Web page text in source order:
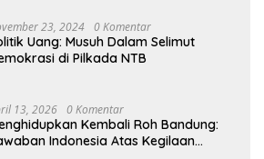
23, 2024 0 Komentar
Uang: Musuh Dalam Selimut
di Pilkada NTB
13, 2026 0 Komentar
Kembali Roh Bandung:
Indonesia Atas Kegilaan